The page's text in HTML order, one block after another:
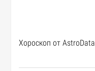
Хороскоп от AstroData